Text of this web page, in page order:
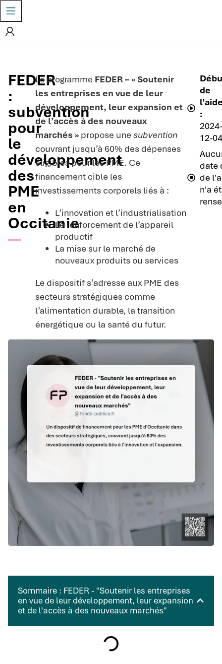
FEDER
:
subvention
pour
le
développement
des
PME
en
Occitanie
Le programme FEDER – « Soutenir
les entreprises en vue de leur
développement, leur expansion et
de l’accès à des nouveaux
marchés »propose une subvention
couvrant jusqu’à 60% des dépenses
éligibles pour les PME. Ce
financement cible les
investissements corporels liés à :
L’innovation et l’industrialisation
Le renforcement de l’appareil
productif
La mise sur le marché de
nouveaux produits ou services
Le dispositif s’adresse aux PME des
secteurs stratégiques comme
l’alimentation durable, la transition
énergétique ou la santé du futur.
de
:
12-
date
de
n'a
Sommaire : FEDER - "Soutenir les entreprises
en vue de leur développement, leur expansion
et de l'accès à des nouveaux marchés"